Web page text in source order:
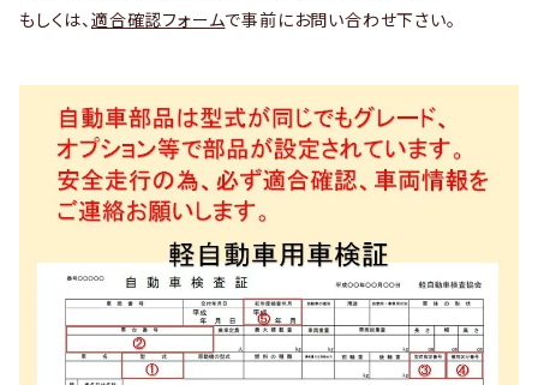
もしくは、 適合確認フォームで事前にお問い合わせ下さい。